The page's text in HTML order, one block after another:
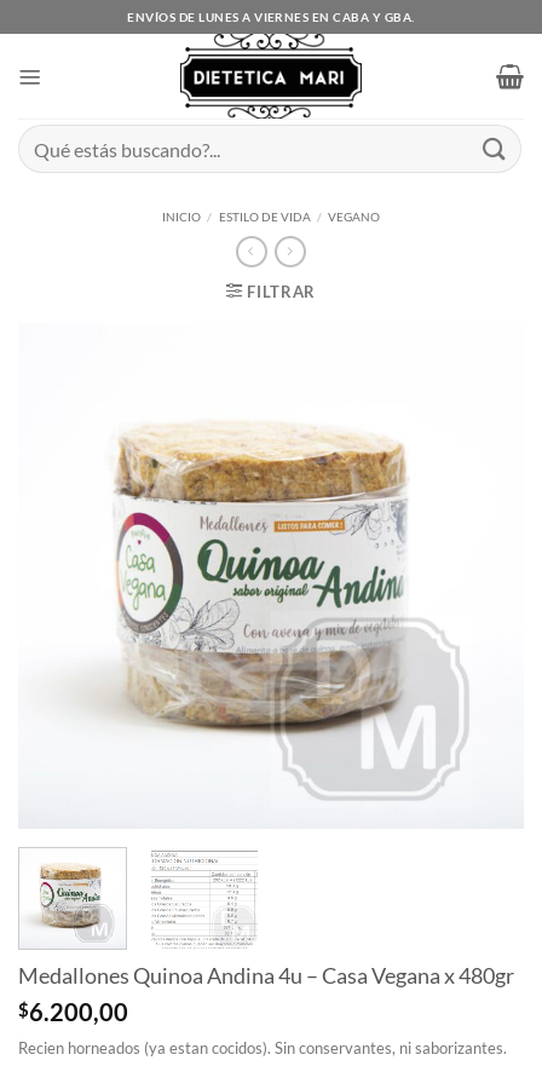
al
ENVÍOS DE LUNES A VIERNES EN CABA Y GBA.
Buscar
por:
INICIO / ESTILO DE VIDA / VEGANO
FILTRAR
Medallones Quinoa Andina 4u – Casa Vegana x 480gr
$6.200,00
Recien horneados (ya estan cocidos). Sin conservantes, ni saborizantes.